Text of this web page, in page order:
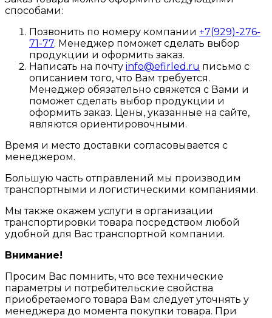
способами:
Позвонить по номеру компании +7(929)-276-
71-77. Менеджер поможет сделать выбор
продукции и оформить заказ.
Написать на почту info@efirled.ru письмо с
описанием того, что Вам требуется.
Менеджер обязательно свяжется с Вами и
поможет сделать выбор продукции и
оформить заказ. Цены, указанные на сайте,
являются ориентировочными.
Время и место доставки согласовывается с
менеджером.
Большую часть отправлений мы производим
транспортными и логистическими компаниями.
Мы также окажем услуги в организации
транспортировки товара посредством любой
удобной для Вас транспортной компании.
Внимание!
Просим Вас помнить, что все технические
параметры и потребительские свойства
приобретаемого товара Вам следует уточнять у
менеджера до момента покупки товара. При